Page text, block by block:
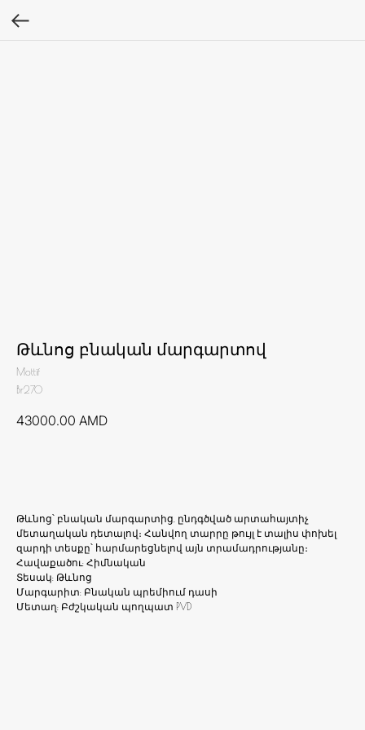
Թևնոց բնական մարգարտով
Mottif
Br270
43000.00 AMD
Թևնոց՝ բնական մարգարտից, ընդգծված արտահայտիչ
մետաղական դետալով։ Հանվող տարրը թույլ է տալիս փոխել
զարդի տեսքը՝ հարմարեցնելով այն տրամադրությանը։
Հավաքածու: Հիմնական
Տեսակ: Թևնոց
Մարգարիտ: Բնական պրեմիում դասի
Մետաղ: Բժշկական պողպատ PVD